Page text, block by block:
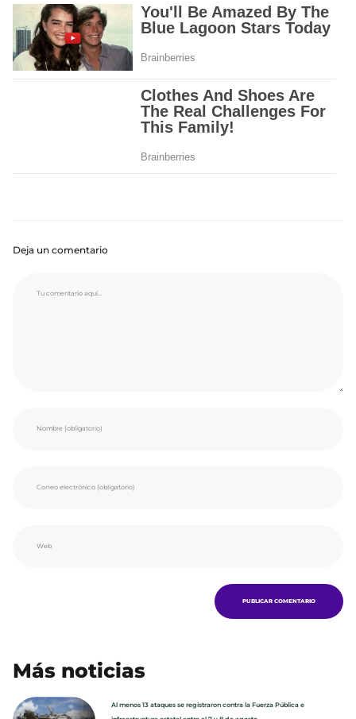
Deja un comentario
Más noticias
Al menos 13 ataques se registraron contra la Fuerza Pública e